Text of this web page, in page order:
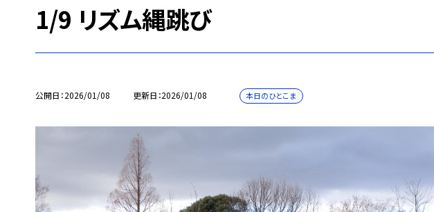
1/9 リズム縄跳び
公開日 2026/01/08 更新日 2026/01/08 本日のひとこま